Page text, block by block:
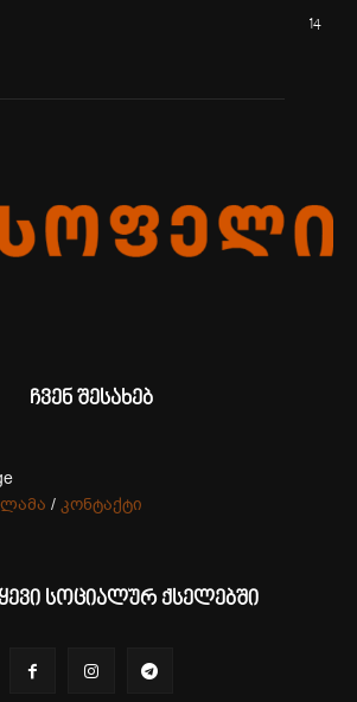
14
ჩვენ შესახებ
/ კონტაქტი
სოციალურ ქსელებში